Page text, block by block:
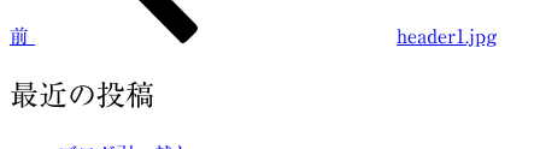
ゲ
ー
前 header1.jpg
最近の投稿